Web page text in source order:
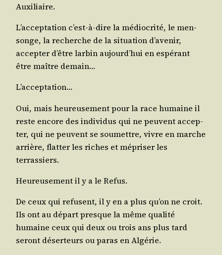
Auxiliaire.
L’ac­cep­ta­tion c’est-à-dire la médio­cri­té, le men­
songe, la recherche de la situa­tion d’a­ve­nir,
accep­ter d’être lar­bin aujourd’­hui en espé­rant
être maître demain…
L’ac­cep­ta­tion…
Oui, mais heu­reu­se­ment pour la race humaine il
reste encore des indi­vi­dus qui ne peuvent accep­
ter, qui ne peuvent se sou­mettre, vivre en marche
arrière, flat­ter les riches et mépri­ser les
terrassiers.
Heu­reu­se­ment il y a le Refus.
De ceux qui refusent, il y en a plus qu’on ne croit.
Ils ont au départ presque la même qua­li­té
humaine ceux qui deux ou trois ans plus tard
seront déser­teurs ou paras en Algérie.